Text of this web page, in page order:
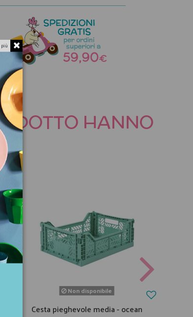
HANNO
Non disponibile
Cesta pieghevole media - ocean